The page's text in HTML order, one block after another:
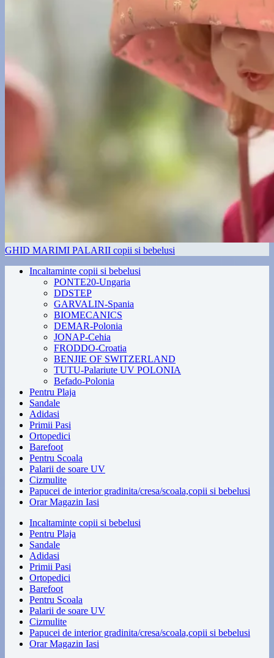
GHID MARIMI PALARII copii si bebelusi
Incaltaminte copii si bebelusi
PONTE20-Ungaria
DDSTEP
GARVALIN-Spania
BIOMECANICS
DEMAR-Polonia
JONAP-Cehia
FRODDO-Croatia
BENJIE OF SWITZERLAND
TUTU-Palariute UV POLONIA
Befado-Polonia
Pentru Plaja
Sandale
Adidasi
Primii Pasi
Ortopedici
Barefoot
Pentru Scoala
Palarii de soare UV
Cizmulite
Papucei de interior gradinita/cresa/scoala,copii si bebelusi
Orar Magazin Iasi
Incaltaminte copii si bebelusi
Pentru Plaja
Sandale
Adidasi
Primii Pasi
Ortopedici
Barefoot
Pentru Scoala
Palarii de soare UV
Cizmulite
Papucei de interior gradinita/cresa/scoala,copii si bebelusi
Orar Magazin Iasi